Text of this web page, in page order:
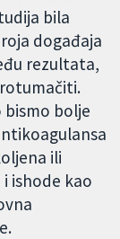
bila
događaja
rezultata,
bismo bolje
ili
ishode kao